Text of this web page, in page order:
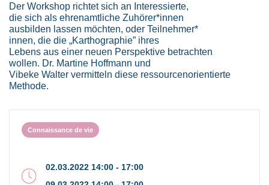
Der Workshop richtet sich an Interessierte,
die sich als ehrenamtliche Zuhörer*innen
ausbilden lassen möchten, oder Teilnehmer*
innen, die die „Karthographie” ihres
Lebens aus einer neuen Perspektive betrachten
wollen. Dr. Martine Hoffmann und
Vibeke Walter vermitteln diese ressourcenorientierte
Methode.
Connaissance de vie
02.03.2022 14:00 - 17:00